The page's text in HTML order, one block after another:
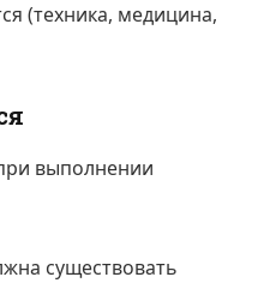
(техника, медицина,
выполнении
существовать